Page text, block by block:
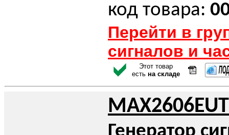
код товара:
Перейти в
сигналов и
Этот товар
есть на складе